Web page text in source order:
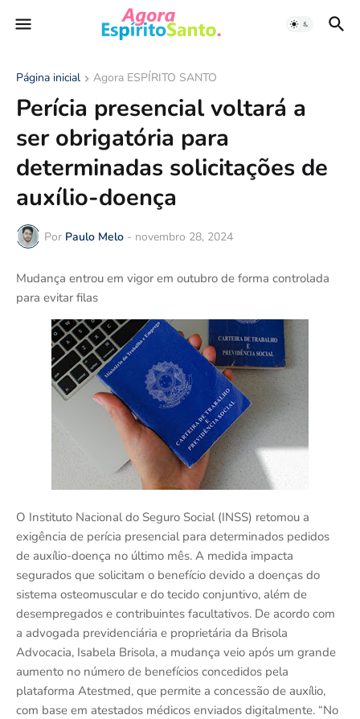
Página inicial Agora ESPÍRITO SANTO
Perícia presencial voltará a
ser obrigatória para
determinadas solicitações de
auxílio-doença
Por Paulo Melo - novembro 28, 2024
Mudança entrou em vigor em outubro de forma controlada
para evitar filas
O Instituto Nacional do Seguro Social (INSS) retomou a
exigência de perícia presencial para determinados pedidos
de auxílio-doença no último mês. A medida impacta
segurados que solicitam o benefício devido a doenças do
sistema osteomuscular e do tecido conjuntivo, além de
desempregados e contribuintes facultativos. De acordo com
a advogada previdenciária e proprietária da Brisola
Advocacia, Isabela Brisola, a mudança veio após um grande
aumento no número de benefícios concedidos pela
plataforma Atestmed, que permite a concessão de auxílio,
com base em atestados médicos enviados digitalmente. “No